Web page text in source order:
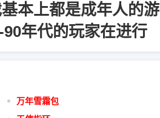
本上都是成年人的游
年代的玩家在进行
万年雪霜包